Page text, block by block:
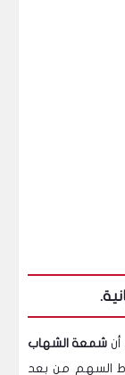
شمعة الشهاب
السهم من بعد